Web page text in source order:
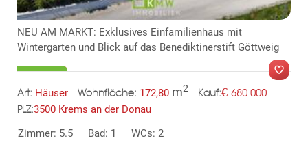
NEU AM MARKT: Exklusives Einfamilienhaus mit
Wintergarten und Blick auf das Benediktinerstift Göttweig
Art: Häuser Wohnfläche: 172,80 m2 Kauf:€ 680.000
PLZ:3500 Krems an der Donau
Zimmer: 5.5
Bad: 1 WCs: 2